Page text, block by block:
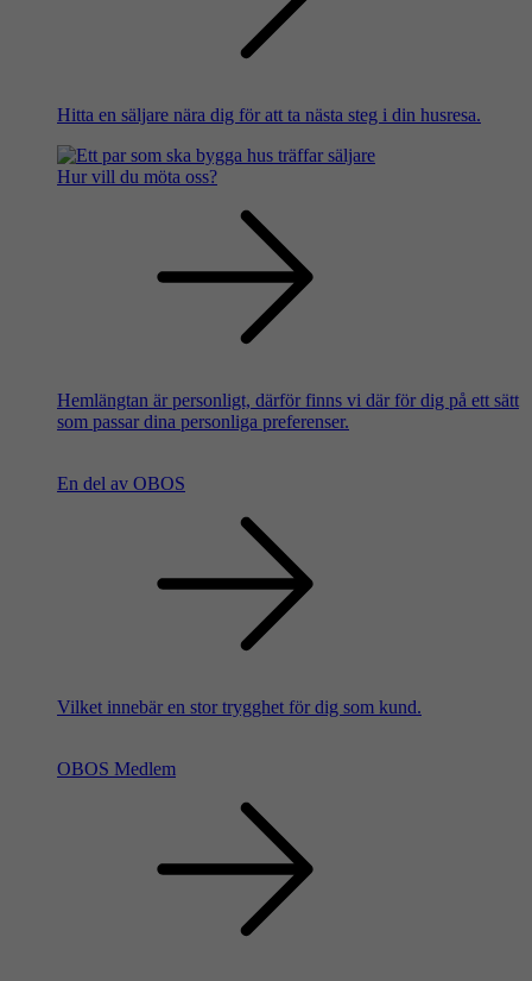
Hitta en säljare nära dig för att ta nästa steg i din husresa.
Hur vill du möta oss?
Hemlängtan är personligt, därför finns vi där för dig på ett sätt
som passar dina personliga preferenser.
En del av OBOS
Vilket innebär en stor trygghet för dig som kund.
OBOS Medlem